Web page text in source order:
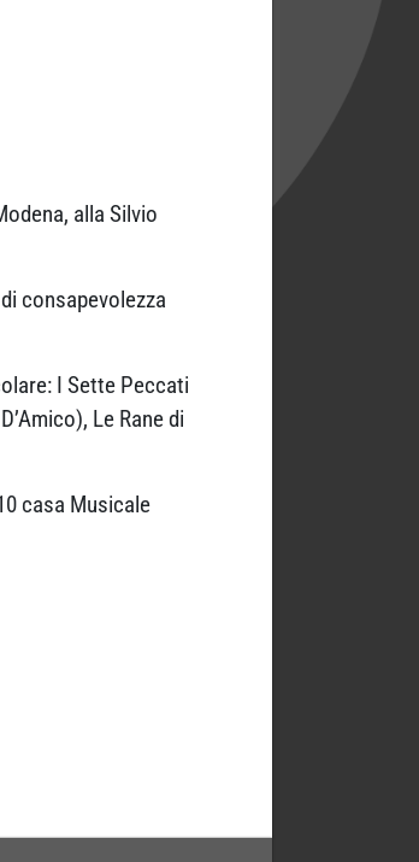
alla Silvio
consapevolezza
I Sette Peccati
Le Rane di
casa Musicale